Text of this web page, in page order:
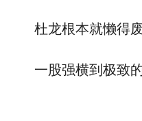
杜龙根本就懒得废
一股强横到极致的